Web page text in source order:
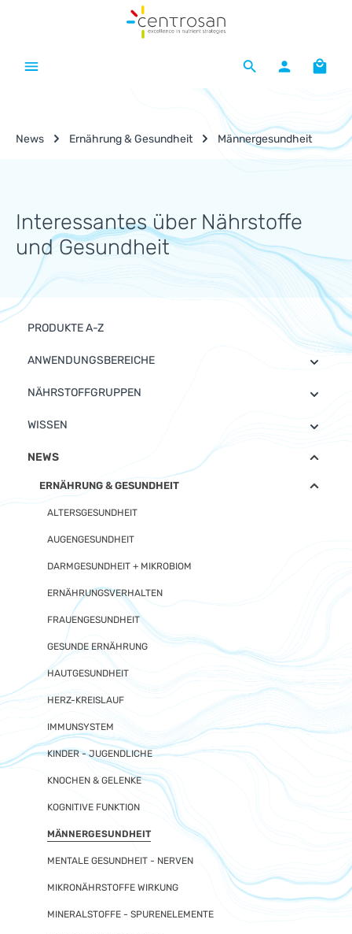
Zum Hauptinhalt springen
News Ernährung & Gesundheit Männergesundheit
Interessantes über Nährstoffe
und Gesundheit
PRODUKTE A-Z
ANWENDUNGSBEREICHE
NÄHRSTOFFGRUPPEN
WISSEN
NEWS
ERNÄHRUNG & GESUNDHEIT
ALTERSGESUNDHEIT
AUGENGESUNDHEIT
DARMGESUNDHEIT + MIKROBIOM
ERNÄHRUNGSVERHALTEN
FRAUENGESUNDHEIT
GESUNDE ERNÄHRUNG
HAUTGESUNDHEIT
HERZ-KREISLAUF
IMMUNSYSTEM
KINDER - JUGENDLICHE
KNOCHEN & GELENKE
KOGNITIVE FUNKTION
MÄNNERGESUNDHEIT
MENTALE GESUNDHEIT - NERVEN
MIKRONÄHRSTOFFE WIRKUNG
MINERALSTOFFE - SPURENELEMENTE